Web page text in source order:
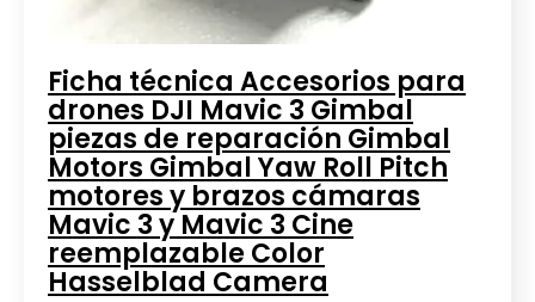
Ficha técnica Accesorios para
drones DJI Mavic 3 Gimbal
piezas de reparación Gimbal
Motors Gimbal Yaw Roll Pitch
motores y brazos cámaras
Mavic 3 y Mavic 3 Cine
reemplazable Color
Hasselblad Camera